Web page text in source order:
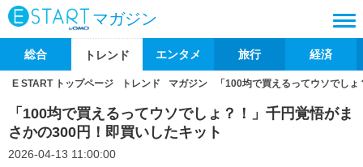
マガジン
総合 トレンド エンタメ 旅行 経済
E START トップページ トレンド マガジン 「100均で買えるってウソでし
「100均で買えるってウソでしょ？！」千円覚悟がま
さかの300円！即買いしたキット
2026-04-13 11:00:00